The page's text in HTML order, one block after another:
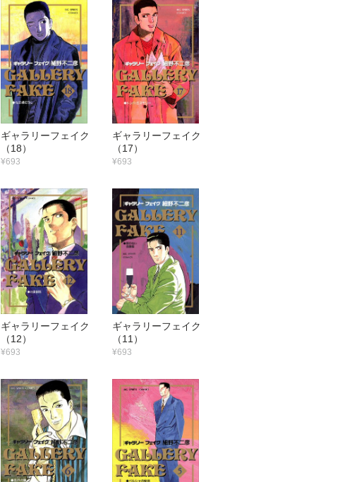
ギャラリーフェイク
（18）
¥693
ギャラリーフェイク
（17）
¥693
ギャラリーフェイク
（12）
¥693
ギャラリーフェイク
（11）
¥693